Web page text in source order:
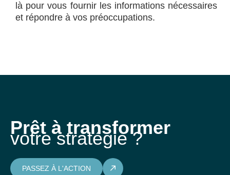
là pour vous fournir les informations nécessaires
et répondre à vos préoccupations.
Prêt à transformer
votre stratégie ?
PASSEZ À L'ACTION